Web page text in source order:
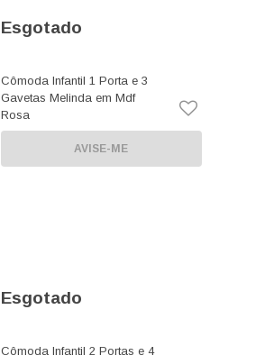
Esgotado
Cômoda Infantil 1 Porta e 3
Gavetas Melinda em Mdf
Rosa
AVISE-ME
Esgotado
Cômoda Infantil 2 Portas e 4